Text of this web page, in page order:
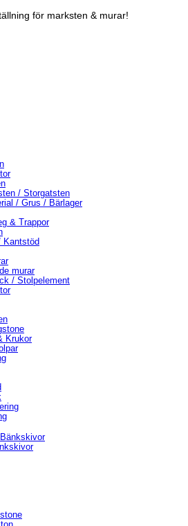
för marksten & murar!
/ Storgatsten
/ Grus / Bärlager
& Trappor
Kantstöd
murar
/ Stolpelement
Krukor